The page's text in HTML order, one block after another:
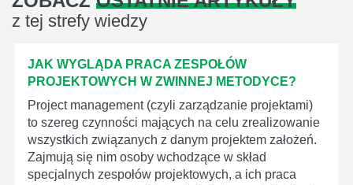
z tej strefy wiedzy
JAK WYGLĄDA PRACA ZESPOŁÓW
PROJEKTOWYCH W ZWINNEJ METODYCE?
Project management (czyli zarządzanie projektami)
to szereg czynności mających na celu zrealizowanie
wszystkich związanych z danym projektem założeń.
Zajmują się nim osoby wchodzące w skład
specjalnych zespołów projektowych, a ich praca